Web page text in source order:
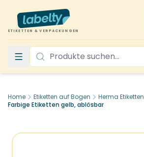
ETIKETTEN & VERPACKUNGEN
Home Etiketten auf Bogen
Herma Etiketten
Farbige Etiketten gelb, ablösbar